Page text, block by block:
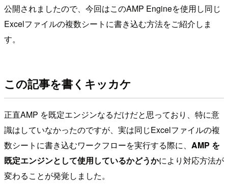
公開されましたので、今回はこのAMP Engineを使用し同じ
Excelファイルの複数シートに書き込む方法をご紹介しま
す。
この記事を書くキッカケ
正直AMP を既定エンジンなるだけだと思っており、特に意
識はしていなかったのですが、実は同じExcelファイルの複
数シートに書き込むワークフローを実行する際に、 AMP を
既定エンジンとして使用しているかどうかにより対応方法が
変わることが発覚しました。